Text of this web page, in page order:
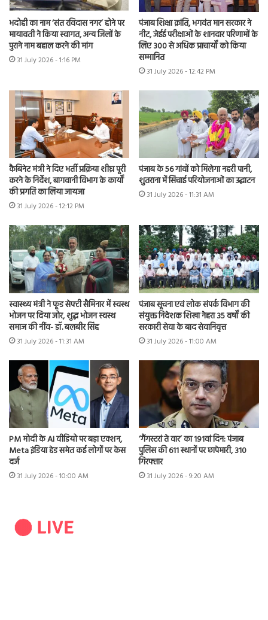
भदोही का नाम ‘संत रविदास नगर’ होने पर
मायावती ने किया स्वागत, अन्य जिलों के
पुराने नाम बहाल करने की मांग
31 July 2026 - 1:16 PM
पंजाब शिक्षा क्रांति, भगवंत मान सरकार ने
नीट, जेईई परीक्षाओं के शानदार परिणामों के
लिए 300 से अधिक प्राचार्यों को किया
सम्मानित
31 July 2026 - 12:42 PM
कैबिनेट मंत्री ने दिए भर्ती प्रक्रिया शीघ्र पूरी
करने के निर्देश, बागवानी विभाग के कार्यों
की प्रगति का लिया जायजा
31 July 2026 - 12:12 PM
पंजाब के 56 गांवों को मिलेगा नहरी पानी,
शुतराना में सिंचाई परियोजनाओं का उद्घाटन
31 July 2026 - 11:31 AM
स्वास्थ्य मंत्री ने फूड सेफ्टी सैमिनार में स्वस्थ
भोजन पर दिया जोर, शुद्ध भोजन स्वस्थ
समाज की नींव- डॉ. बलबीर सिंह
31 July 2026 - 11:31 AM
पंजाब सूचना एवं लोक संपर्क विभाग की
संयुक्त निदेशक शिखा नेहरा 35 वर्षों की
सरकारी सेवा के बाद सेवानिवृत्त
31 July 2026 - 11:00 AM
PM मोदी के AI वीडियो पर बड़ा एक्शन,
Meta इंडिया हेड समेत कई लोगों पर केस
दर्ज
31 July 2026 - 10:00 AM
‘गैंगस्टरां ते वार’ का 191वां दिन: पंजाब
पुलिस की 611 स्थानों पर छापेमारी, 310
गिरफ्तार
31 July 2026 - 9:20 AM